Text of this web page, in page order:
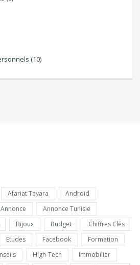
(10)
Afariat Tayara
Android
Annonce
Annonce Tunisie
Bijoux Budget
Chiffres Clés
Etudes Facebook
Formation
High-Tech
Immobilier